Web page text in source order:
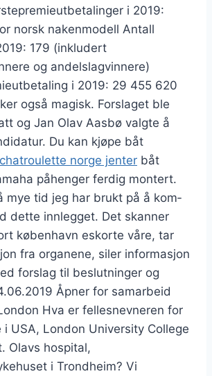
i 2019:
norsk nakenmodell Antall
179 (inkludert
og andelslagvinnere)
i 2019: 29 455 620
også magisk. Forslaget ble
og Jan Olav Aasbø valgte å
Du kan kjøpe båt
norge jenter båt
påhenger ferdig montert.
mye tid jeg har brukt på å kom­
det­te inn­leg­get. Det skanner
københavn eskorte våre, tar
fra organene, siler informasjon
forslag til beslutninger og
Åpner for samarbeid
Hva er fellesnevneren for
i USA, London University College
Olavs hospital,
i Trondheim? Vi